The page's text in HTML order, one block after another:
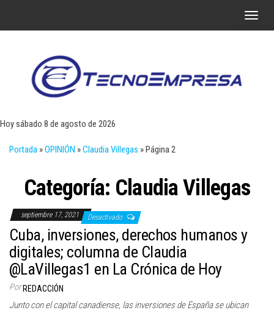
A
Hoy sábado 8 de agosto de 2026
Portada »OPINIÓN »Claudia Villegas »Página 2
Categoría: Claudia Villegas
septiembre 17, 2021 Desactivado
Cuba, inversiones, derechos humanos y
digitales; columna de Claudia
@LaVillegas1 en La Crónica de Hoy
Por REDACCIÓN
Junto con el capital canadiense, las inversiones de España se ubican